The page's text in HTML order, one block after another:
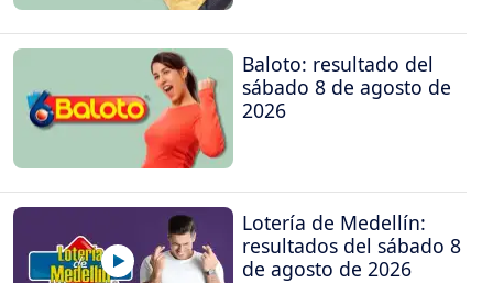
Baloto: resultado del
sábado 8 de agosto de
2026
Lotería de Medellín:
resultados del sábado 8
de agosto de 2026